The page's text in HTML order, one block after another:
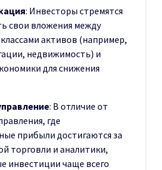
: Инвесторы стремятся
свои вложения между
активов (например,
недвижимость) и
для снижения
: В отличие от
где
прибыли достигаются за
торговли и аналитики,
инвестиции чаще всего